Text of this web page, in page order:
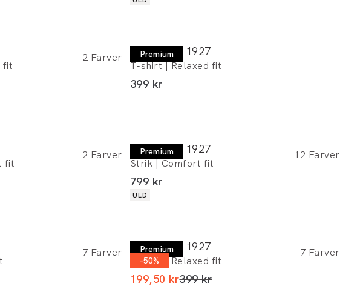
fit
2 Farver Premium
Lindbergh 1927
T-shirt | Relaxed fit
I alt (inkl. rabat)
399 kr
fit
2 Farver Premium
Lindbergh 1927
Strik | Comfort fit
12 Farver
I alt (inkl. rabat)
799 kr
Produkt egenskaber
ULD
7 Farver
rabat)
Premium
-50%
Lindbergh 1927
T-shirt | Relaxed fit
7 Farver
199,50 krI alt (uden rabat)
399 kr